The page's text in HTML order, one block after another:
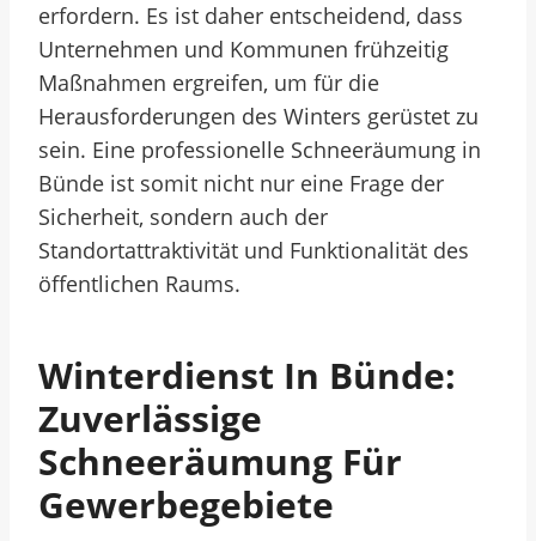
erfordern. Es ist daher entscheidend, dass
Unternehmen und Kommunen frühzeitig
Maßnahmen ergreifen, um für die
Herausforderungen des Winters gerüstet zu
sein. Eine professionelle Schneeräumung in
Bünde ist somit nicht nur eine Frage der
Sicherheit, sondern auch der
Standortattraktivität und Funktionalität des
öffentlichen Raums.
Winterdienst In Bünde:
Zuverlässige
Schneeräumung Für
Gewerbegebiete